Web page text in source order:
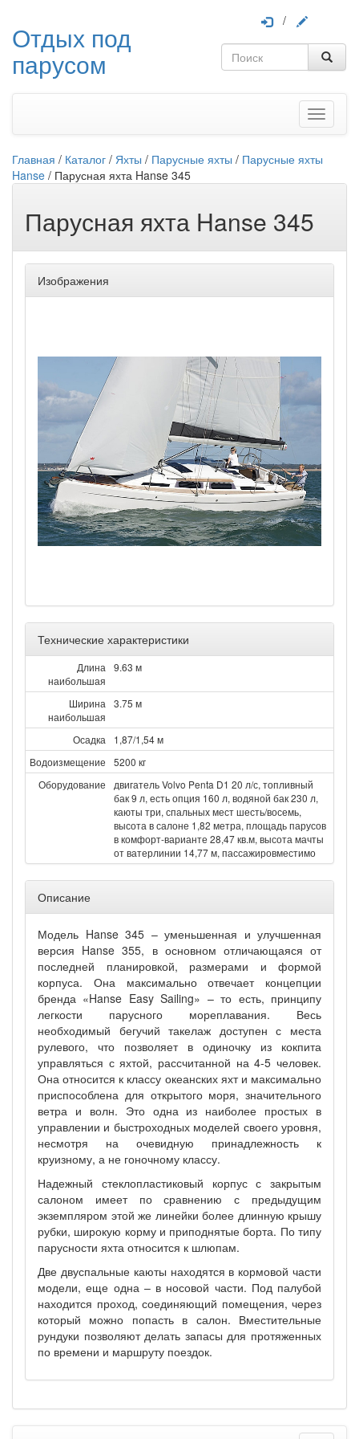
Отдых под
парусом
/
Меню
Главная / Каталог / Яхты / Парусные яхты / Парусные яхты
Hanse / Парусная яхта Hanse 345
Парусная яхта Hanse 345
Изображения
Технические характеристики
Длина
наибольшая
9.63 м
Ширина
наибольшая
3.75 м
Осадка
1,87/1,54 м
Водоизмещение
5200 кг
Оборудование
двигатель Volvo Penta D1 20 л/с, топливный
бак 9 л, есть опция 160 л, водяной бак 230 л,
каюты три, спальных мест шесть/восемь,
высота в салоне 1,82 метра, площадь парусов
в комфорт-варианте 28,47 кв.м, высота мачты
от ватерлинии 14,77 м, пассажировместимо
Описание
Модель Hanse 345 – уменьшенная и улучшенная
версия Hanse 355, в основном отличающаяся от
последней планировкой, размерами и формой
корпуса. Она максимально отвечает концепции
бренда «Hanse Easy Sailing» – то есть, принципу
легкости парусного мореплавания. Весь
необходимый бегучий такелаж доступен с места
рулевого, что позволяет в одиночку из кокпита
управляться с яхтой, рассчитанной на 4-5 человек.
Она относится к классу океанских яхт и максимально
приспособлена для открытого моря, значительного
ветра и волн. Это одна из наиболее простых в
управлении и быстроходных моделей своего уровня,
несмотря на очевидную принадлежность к
круизному, а не гоночному классу.
Надежный стеклопластиковый корпус с закрытым
салоном имеет по сравнению с предыдущим
экземпляром этой же линейки более длинную крышу
рубки, широкую корму и приподнятые борта. По типу
парусности яхта относится к шлюпам.
Две двуспальные каюты находятся в кормовой части
модели, еще одна – в носовой части. Под палубой
находится проход, соединяющий помещения, через
который можно попасть в салон. Вместительные
рундуки позволяют делать запасы для протяженных
по времени и маршруту поездок.